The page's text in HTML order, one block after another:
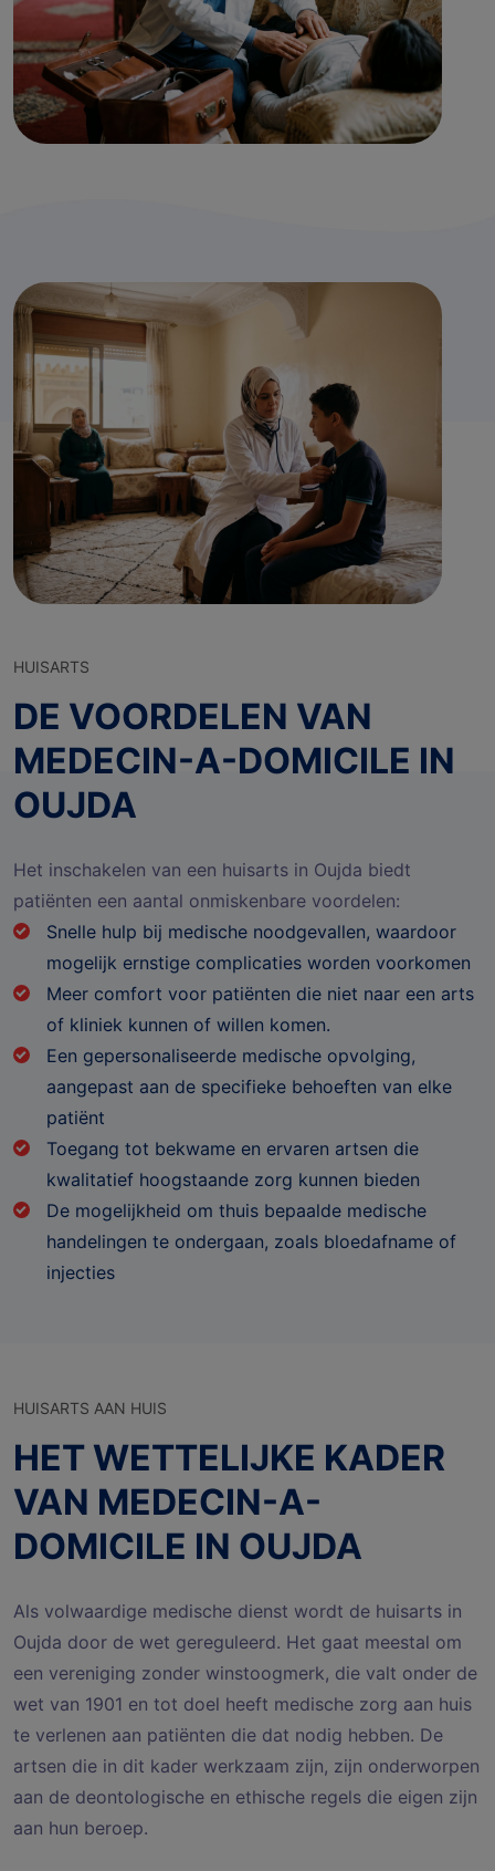
HUISARTS
DE VOORDELEN VAN
MEDECIN-A-DOMICILE IN
OUJDA
Het inschakelen van een huisarts in Oujda biedt
patiënten een aantal onmiskenbare voordelen:
Snelle hulp bij medische noodgevallen, waardoor
mogelijk ernstige complicaties worden voorkomen
Meer comfort voor patiënten die niet naar een arts
of kliniek kunnen of willen komen.
Een gepersonaliseerde medische opvolging,
aangepast aan de specifieke behoeften van elke
patiënt
Toegang tot bekwame en ervaren artsen die
kwalitatief hoogstaande zorg kunnen bieden
De mogelijkheid om thuis bepaalde medische
handelingen te ondergaan, zoals bloedafname of
injecties
HUISARTS AAN HUIS
HET WETTELIJKE KADER
VAN MEDECIN-A-
DOMICILE IN OUJDA
Als volwaardige medische dienst wordt de huisarts in
Oujda door de wet gereguleerd. Het gaat meestal om
een vereniging zonder winstoogmerk, die valt onder de
wet van 1901 en tot doel heeft medische zorg aan huis
te verlenen aan patiënten die dat nodig hebben. De
artsen die in dit kader werkzaam zijn, zijn onderworpen
aan de deontologische en ethische regels die eigen zijn
aan hun beroep.